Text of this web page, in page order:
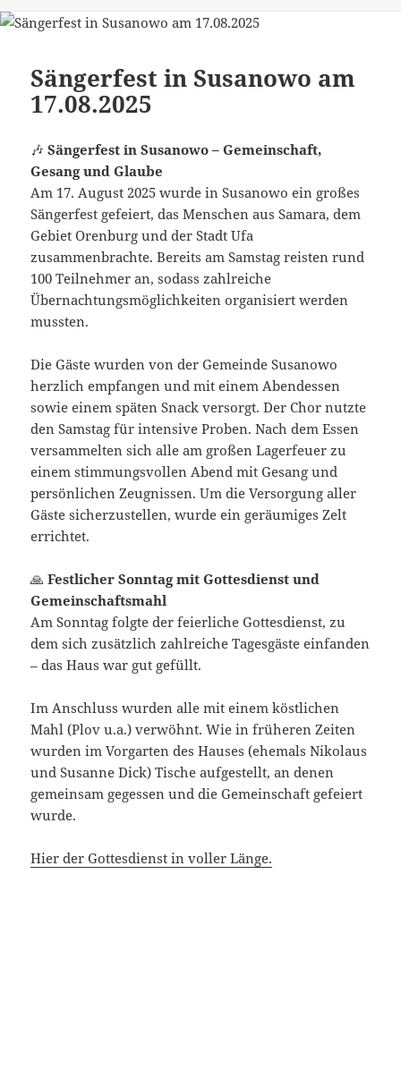
Sängerfest in Susanowo am
17.08.2025
🎶Sängerfest in Susanowo – Gemeinschaft,
Gesang und Glaube
Am 17. August 2025 wurde in Susanowo ein großes
Sängerfest gefeiert, das Menschen aus Samara, dem
Gebiet Orenburg und der Stadt Ufa
zusammenbrachte. Bereits am Samstag reisten rund
100 Teilnehmer an, sodass zahlreiche
Übernachtungsmöglichkeiten organisiert werden
mussten.
Die Gäste wurden von der Gemeinde Susanowo
herzlich empfangen und mit einem Abendessen
sowie einem späten Snack versorgt. Der Chor nutzte
den Samstag für intensive Proben. Nach dem Essen
versammelten sich alle am großen Lagerfeuer zu
einem stimmungsvollen Abend mit Gesang und
persönlichen Zeugnissen. Um die Versorgung aller
Gäste sicherzustellen, wurde ein geräumiges Zelt
errichtet.
🙏Festlicher Sonntag mit Gottesdienst und
Gemeinschaftsmahl
Am Sonntag folgte der feierliche Gottesdienst, zu
dem sich zusätzlich zahlreiche Tagesgäste einfanden
– das Haus war gut gefüllt.
Im Anschluss wurden alle mit einem köstlichen
Mahl (Plov u.a.) verwöhnt. Wie in früheren Zeiten
wurden im Vorgarten des Hauses (ehemals Nikolaus
und Susanne Dick) Tische aufgestellt, an denen
gemeinsam gegessen und die Gemeinschaft gefeiert
wurde.
Hier der Gottesdienst in voller Länge.